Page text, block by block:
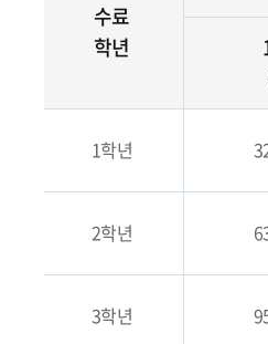
수료
학년
1학년
2학년
3학년